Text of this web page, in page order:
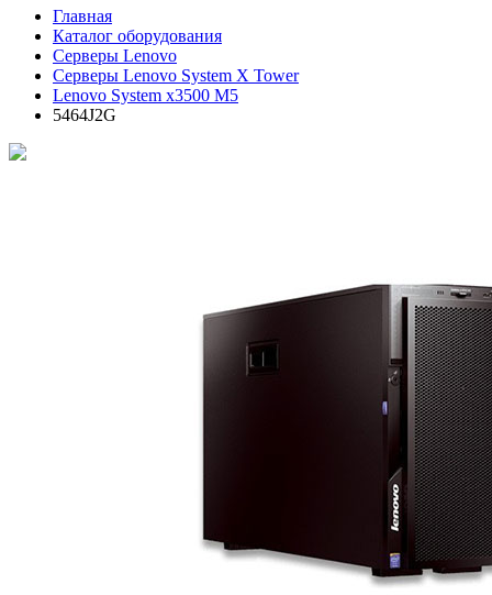
Главная
Каталог оборудования
Серверы Lenovo
Серверы Lenovo System X Tower
Lenovo System x3500 M5
5464J2G